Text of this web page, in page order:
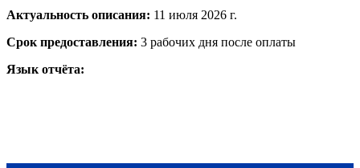
Актуальность описания: 11 июля 2026 г.
Срок предоставления: 3 рабочих дня после оплаты
Язык отчёта: